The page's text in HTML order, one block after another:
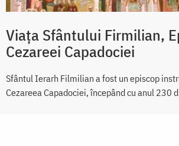
Viața Sfântului Firmilian,
Cezareei Capadociei
Sfântul Ierarh Filmilian a fost un episcop
Cezareea Capadociei, începând cu anul 230